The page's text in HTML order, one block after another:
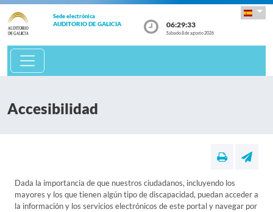
Sede electrónica
AUDITORIO DE GALICIA 06:29:34
Sábado 8 de agosto 2026
Accesibilidad
Dada la importancia de que nuestros ciudadanos, incluyendo los
mayores y los que tienen algún tipo de discapacidad, puedan acceder a
la información y los servicios electrónicos de este portal y navegar por